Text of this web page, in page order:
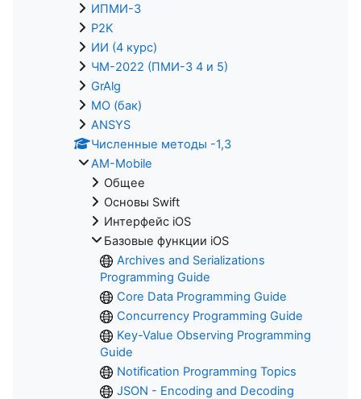
ИПМИ-3
P2K
ИИ (4 курс)
ЧМ-2022 (ПМИ-3 4 и 5)
GrAlg
МО (бак)
ANSYS
Численные методы -1,3
AM-Mobile
Общее
Основы Swift
Интерфейс iOS
Базовые функции iOS
Archives and Serializations
Programming Guide
Core Data Programming Guide
Concurrency Programming Guide
Key-Value Observing Programming
Guide
Notification Programming Topics
JSON - Encoding and Decoding